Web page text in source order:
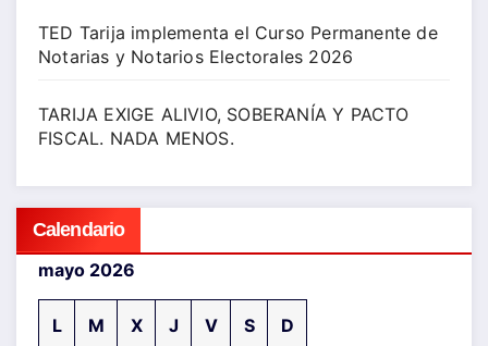
TED Tarija implementa el Curso Permanente de
Notarias y Notarios Electorales 2026
TARIJA EXIGE ALIVIO, SOBERANÍA Y PACTO
FISCAL. NADA MENOS.
Calendario
mayo 2026
L M X J V S D